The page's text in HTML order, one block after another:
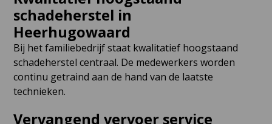
schadeherstel in
Heerhugowaard
Bij het familiebedrijf staat kwalitatief hoogstaand
schadeherstel centraal. De medewerkers worden
continu getraind aan de hand van de laatste
technieken.
Vervangend vervoer service